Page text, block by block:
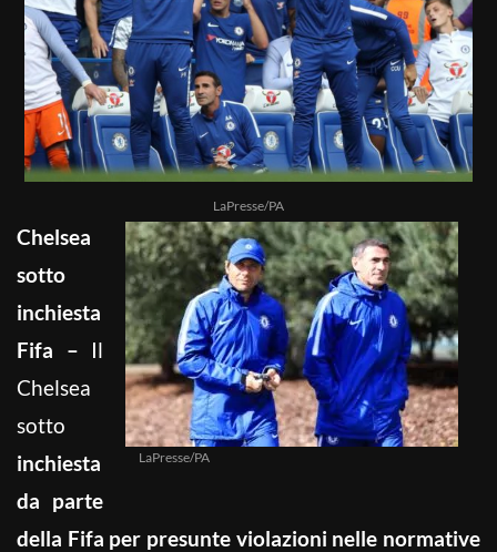
LaPresse/PA
LaPresse/PA
Chelsea
sotto
inchiesta
Fifa – Il
Chelsea
sotto
inchiesta
da parte
della Fifa per presunte violazioni nelle normative